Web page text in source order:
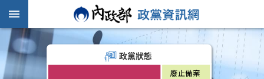
跳到主要內容區塊
政黨狀態
廢止備案